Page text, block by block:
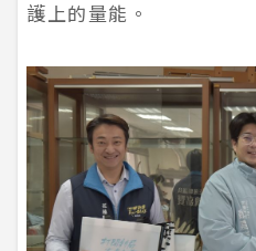
護上的量能。